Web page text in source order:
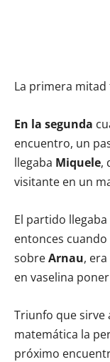
La primera mitad
En la segunda
encuentro, un
llegaba Miquele,
visitante en un
El partido
entonces
sobreArnau,
en vaselina
Triunfo que sirve
matemática la
próximo